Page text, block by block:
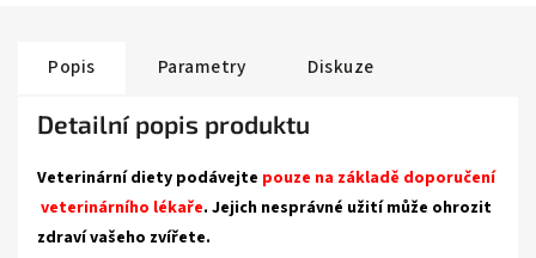
Popis Parametry Diskuze
Detailní popis produktu
Veterinární diety podávejte pouze na základě doporučení
veterinárního lékaře. Jejich nesprávné užití může ohrozit
zdraví vašeho zvířete.